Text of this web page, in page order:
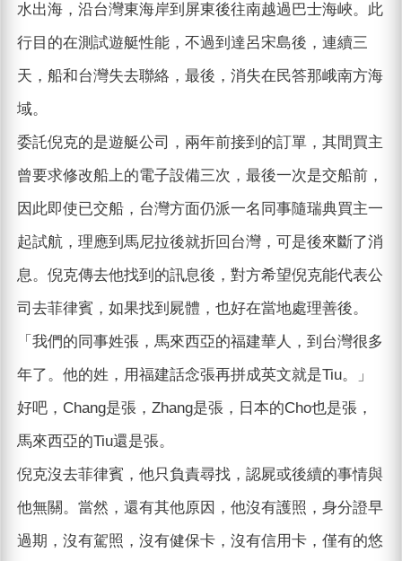
水出海，沿台灣東海岸到屏東後往南越過巴士海峽。此
行目的在測試遊艇性能，不過到達呂宋島後，連續三
天，船和台灣失去聯絡，最後，消失在民答那峨南方海
域。
委託倪克的是遊艇公司，兩年前接到的訂單，其間買主
曾要求修改船上的電子設備三次，最後一次是交船前，
因此即使已交船，台灣方面仍派一名同事隨瑞典買主一
起試航，理應到馬尼拉後就折回台灣，可是後來斷了消
息。倪克傳去他找到的訊息後，對方希望倪克能代表公
司去菲律賓，如果找到屍體，也好在當地處理善後。
「我們的同事姓張，馬來西亞的福建華人，到台灣很多
年了。他的姓，用福建話念張再拼成英文就是Tiu。」
好吧，Chang是張，Zhang是張，日本的Cho也是張，
馬來西亞的Tiu還是張。
倪克沒去菲律賓，他只負責尋找，認屍或後續的事情與
他無關。當然，還有其他原因，他沒有護照，身分證早
過期，沒有駕照，沒有健保卡，沒有信用卡，僅有的悠